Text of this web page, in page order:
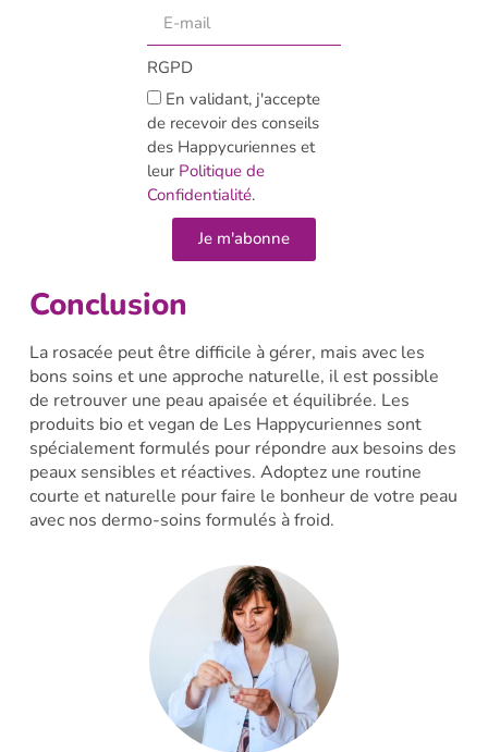
RGPD
En validant, j'accepte
de recevoir des conseils
des Happycuriennes et
leur Politique de
Confidentialité.
Je m'abonne
Conclusion
La rosacée peut être difficile à gérer, mais avec les
bons soins et une approche naturelle, il est possible
de retrouver une peau apaisée et équilibrée. Les
produits bio et vegan de Les Happycuriennes sont
spécialement formulés pour répondre aux besoins des
peaux sensibles et réactives. Adoptez une routine
courte et naturelle pour faire le bonheur de votre peau
avec nos dermo-soins formulés à froid.